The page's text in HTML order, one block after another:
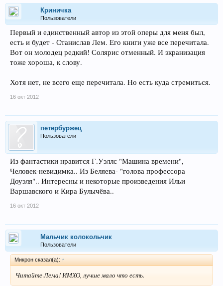
Криничка
Пользователи
Первый и единственный автор из этой оперы для меня был,
есть и будет - Станислав Лем. Его книги уже все перечитала.
Вот он молодец редкий! Солярис отменный. И экранизация
тоже хороша, к слову.
Хотя нет, не всего еще перечитала. Но есть куда стремиться.
16 окт 2012
петербуржец
Пользователи
Из фантастики нравится Г.Уэллс "Машина времени",
Человек-невидимка.. Из Беляева- "голова профессора
Доуэля".. Интересны и некоторые произведения Ильи
Варшавского и Кира Булычёва..
16 окт 2012
Мальчик колокольчик
Пользователи
Микрон сказал(а): ↑
Читайте Лема! ИМХО, лучше мало что есть.